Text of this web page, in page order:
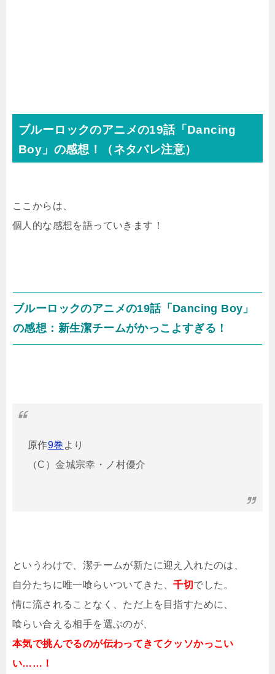
ブルーロックのアニメの19話「Dancing
Boy」の感想！（ネタバレ注意）
ここからは、
個人的な感想を語っていきます！
ブルーロックのアニメの19話「Dancing Boy」
の感想：新生潔チームがかっこよすぎる！
原作9巻 より
（C）金城宗幸・ノ村優介
というわけで、潔チームが新たに迎え入れたのは、
自分たちに唯一喰らいついてきた、千切でした。
情に流されることなく、ただ上を目指すために、
喰らい合える相手を選ぶのが、
本気で挑んでるのが伝わってきてクッソかっこい
い……！